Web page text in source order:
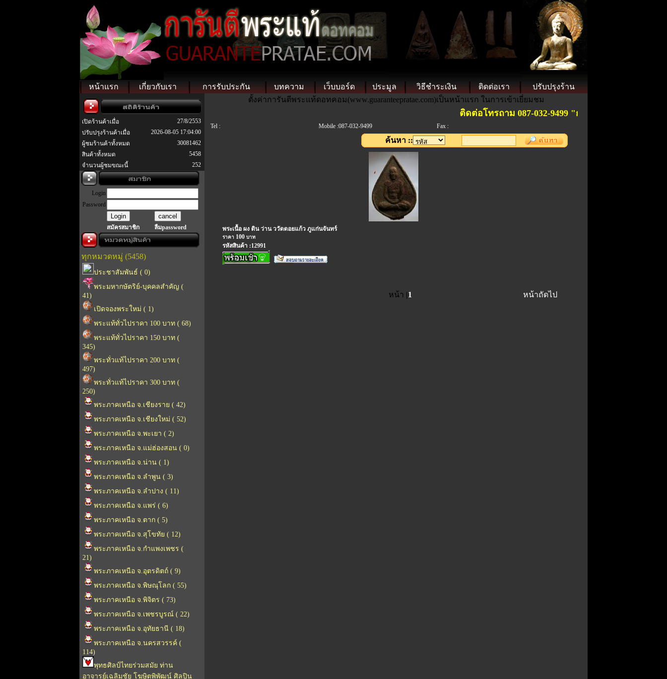
หน้าแรก เกี่ยวกับเรา การรับประกัน บทความ เว็บบอร์ด ประมูล วิธีชำระเงิน ติดต่อเรา ปรับปรุงร้าน
เปิดร้านค้าเมื่อ
27/8/2553
ปรับปรุงร้านค้าเมื่อ
2026-08-05 17:04:00
ผู้ชมร้านค้าทั้งหมด
30081462
สินค้าทั้งหมด
5458
จำนวนผู้ชมขณะนี้
252
Login
Password
สมัครสมาชิก ลืมpassword
ทุกหมวดหมู่ (5458)
ประชาสัมพันธ์ ( 0)
พระมหากษัตริย์-บุคคลสำคัญ (
41)
เปิดจองพระใหม่ ( 1)
พระแท้ทั่วไปราคา 100 บาท ( 68)
พระแท้ทั่วไปราคา 150 บาท (
345)
พระทั่วแท้ไปราคา 200 บาท (
497)
พระทั่วแท้ไปราคา 300 บาท (
250)
พระภาคเหนือ จ.เชียงราย ( 42)
พระภาคเหนือ จ.เชียงใหม่ ( 52)
พระภาคเหนือ จ.พะเยา ( 2)
พระภาคเหนือ จ.แม่ฮ่องสอน ( 0)
พระภาคเหนือ จ.น่าน ( 1)
พระภาคเหนือ จ.ลำพูน ( 3)
พระภาคเหนือ จ.ลำปาง ( 11)
พระภาคเหนือ จ.แพร่ ( 6)
พระภาคเหนือ จ.ตาก ( 5)
พระภาคเหนือ จ.สุโขทัย ( 12)
พระภาคเหนือ จ.กำแพงเพชร (
21)
พระภาคเหนือ จ.อุตรดิตถ์ ( 9)
พระภาคเหนือ จ.พิษณุโลก ( 55)
พระภาคเหนือ จ.พิจิตร ( 73)
พระภาคเหนือ จ.เพชรบูรณ์ ( 22)
พระภาคเหนือ จ.อุทัยธานี ( 18)
พระภาคเหนือ จ.นครสวรรค์ (
114)
พุทธศิลป์ไทยร่วมสมัย ท่าน
อาจารย์เฉลิมชัย โฆษิตพิพัฒน์ ศิลปิน
ตั้งค่าการันตีพระแท้ดอทคอม(www.guaranteepratae.com)เป็นหน้าแรก ในการเข้าเยี่ยมชม
ติดต่อโทรถาม 087-032-9499 "การันตีพระแท้ ".ราคาย่
Tel : Mobile :087-032-9499 Fax :
ค้นหา ::
พระเนื้อ ผง ดิน ว่าน ววัดดอยแก้ว ภูแก่นจันทร์
ราคา 100 บาท
รหัสสินค้า :12991
หน้า |1 หน้าถัดไป